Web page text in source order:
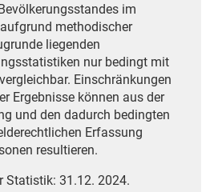
im
methodischer
liegenden
nur bedingt mit
Einschränkungen
Ergebnisse können aus der
und den dadurch bedingten
Erfassung
resultieren.
Statistik: 31.12. 2024.